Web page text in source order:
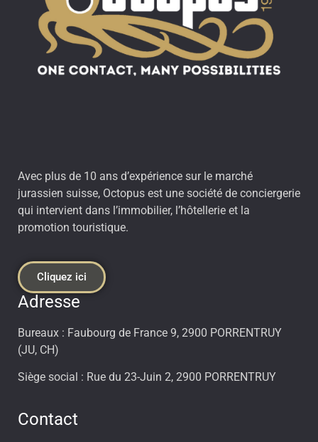
Avec plus de 10 ans d’expérience sur le marché
jurassien suisse, Octopus est une société de conciergerie
qui intervient dans l’immobilier, l’hôtellerie et la
promotion touristique.
Cliquez ici
Adresse
Bureaux : Faubourg de France 9, 2900 PORRENTRUY
(JU, CH)
Siège social : Rue du 23-Juin 2, 2900 PORRENTRUY
Contact